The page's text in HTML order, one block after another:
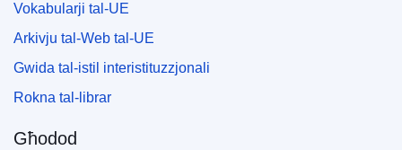
Vokabularji tal-UE
Arkivju tal-Web tal-UE
Gwida tal-istil interistituzzjonali
Rokna tal-librar
Għodod